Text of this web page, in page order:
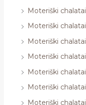
Moteriški chalatai
Moteriški chalatai
Moteriški chalatai
Moteriški chalatai
Moteriški chalatai
Moteriški chalatai
Moteriški chalatai